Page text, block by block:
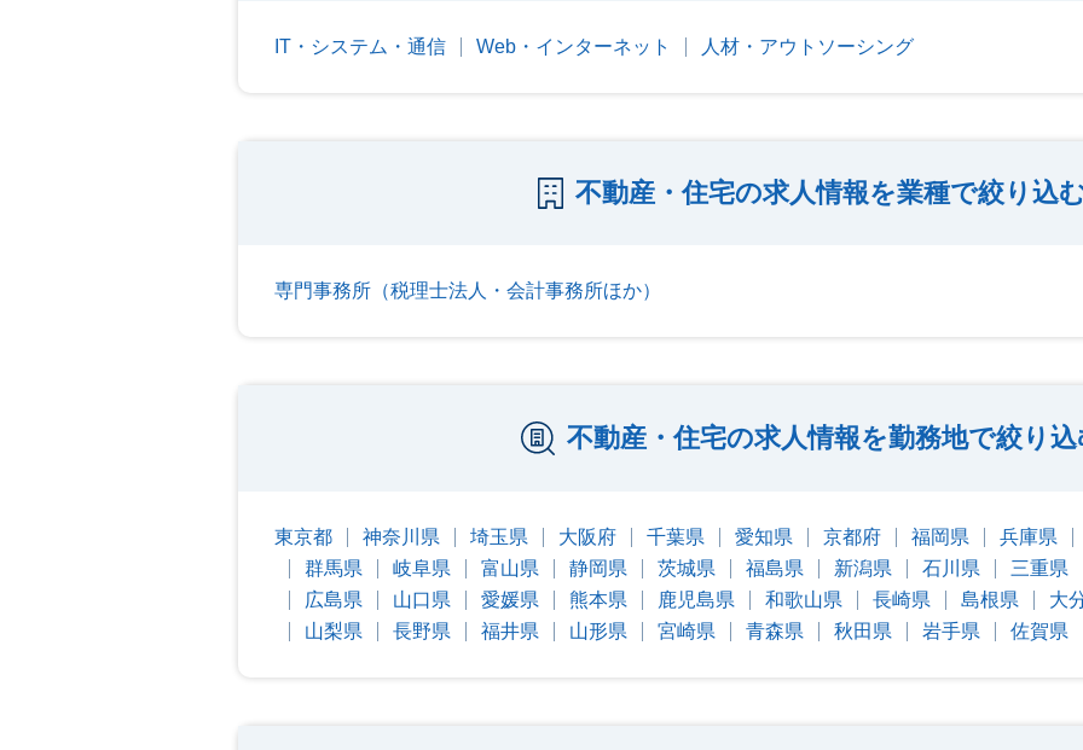
IT・システム・通信 Web・インターネット 人材・アウトソーシング
不動産・住宅の求人情報を業種で絞り込
専門事務所（税理士法人・会計事務所ほか）
不動産・住宅の求人情報を勤務地で絞り込
東京都 神奈川県 埼玉県 大阪府 千葉県 愛知県 京都府 福岡県
兵庫県
群馬県
岐阜県 富山県 静岡県 茨城県 福島県 新潟県 石川県
三重県
広島県
山口県 愛媛県 熊本県 鹿児島県 和歌山県 長崎県 島根県
大
山梨県
長野県 福井県 山形県 宮崎県 青森県 秋田県 岩手県 佐賀県